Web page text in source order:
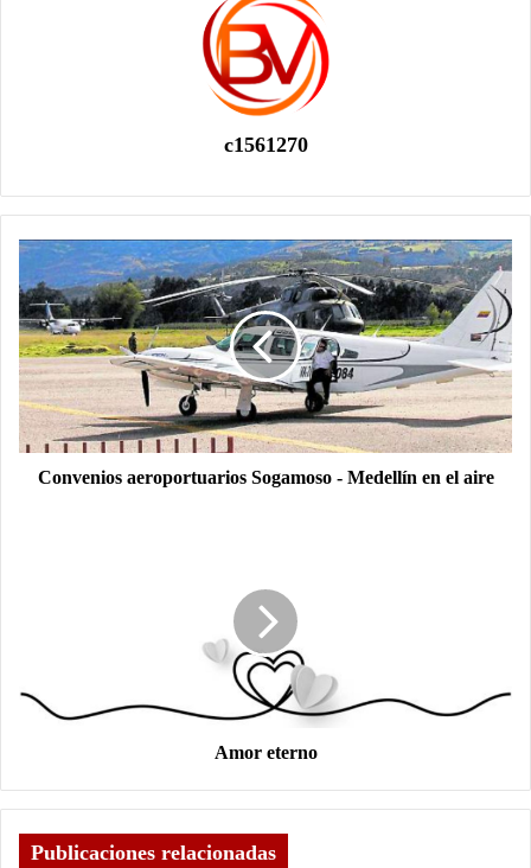
c1561270
Convenios aeroportuarios Sogamoso - Medellín en el aire
Amor eterno
Publicaciones relacionadas